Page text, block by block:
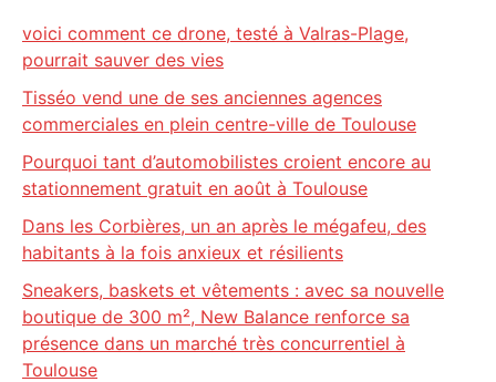
voici comment ce drone, testé à Valras-Plage,
pourrait sauver des vies
Tisséo vend une de ses anciennes agences
commerciales en plein centre-ville de Toulouse
Pourquoi tant d’automobilistes croient encore au
stationnement gratuit en août à Toulouse
Dans les Corbières, un an après le mégafeu, des
habitants à la fois anxieux et résilients
Sneakers, baskets et vêtements : avec sa nouvelle
boutique de 300 m², New Balance renforce sa
présence dans un marché très concurrentiel à
Toulouse